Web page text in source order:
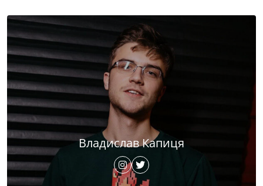
Владислав Капиця